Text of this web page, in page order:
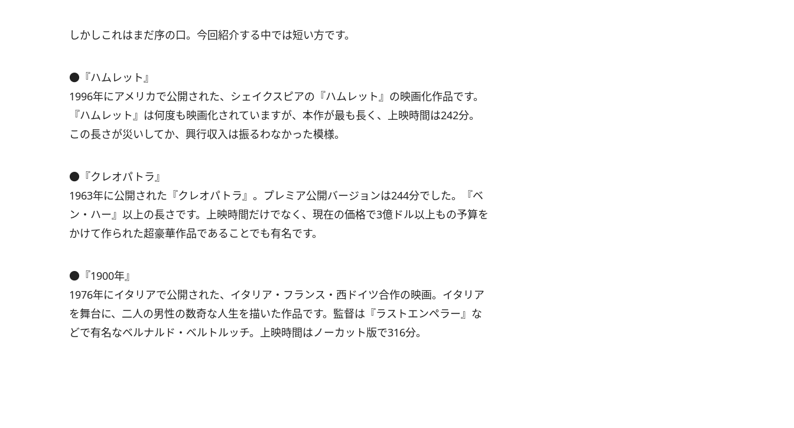
しかしこれはまだ序の口。今回紹介する中では短い方です。
●『ハムレット』
1996年にアメリカで公開された、シェイクスピアの『ハムレット』の映画化作品です。
『ハムレット』は何度も映画化されていますが、本作が最も長く、上映時間は242分。
この長さが災いしてか、興行収入は振るわなかった模様。
●『クレオパトラ』
1963年に公開された『クレオパトラ』。プレミア公開バージョンは244分でした。『ベ
ン・ハー』以上の長さです。上映時間だけでなく、現在の価格で3億ドル以上もの予算を
かけて作られた超豪華作品であることでも有名です。
●『1900年』
1976年にイタリアで公開された、イタリア・フランス・西ドイツ合作の映画。イタリア
を舞台に、二人の男性の数奇な人生を描いた作品です。監督は『ラストエンペラー』な
どで有名なベルナルド・ベルトルッチ。上映時間はノーカット版で316分。